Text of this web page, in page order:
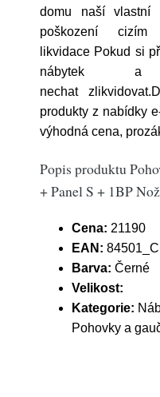
domu naší vlastní
poškození cizím
likvidace Pokud si
nábytek a
nechat
produkty z nabídky
výhodná cena,
Popis produktu
+ Panel S + 1BP
Cena: 21190
EAN:
Barva: Černé
Velikost:
Kategorie:
Pohovky a